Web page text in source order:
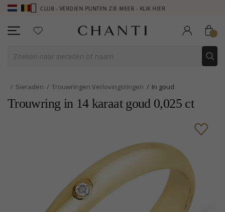
CLUB - VERDIEN PUNTEN ZIE MEER - KLIK HIER
Sieraden Trouwringen Verlovingsringen In goud
Trouwring in 14 karaat goud 0,025 ct